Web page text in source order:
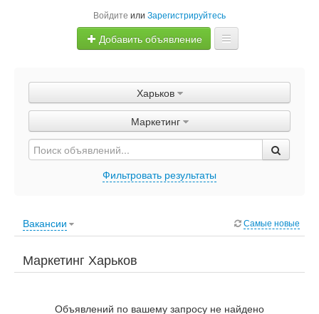
Войдите или Зарегистрируйтесь
Добавить объявление
Объявления
Быстрая продажа
Харьков
Маркетинг
Фильтровать результаты
Вакансии Самые новые
Маркетинг Харьков
Объявлений по вашему запросу не найдено